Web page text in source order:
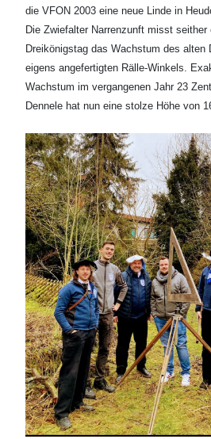
die VFON 2003 eine neue Linde in
Die Zwiefalter Narrenzunft misst seither
Dreikönigstag das Wachstum des alten
eigens angefertigten Rälle-Winkels.
Wachstum im vergangenen Jahr 23
Dennele hat nun eine stolze Höhe von